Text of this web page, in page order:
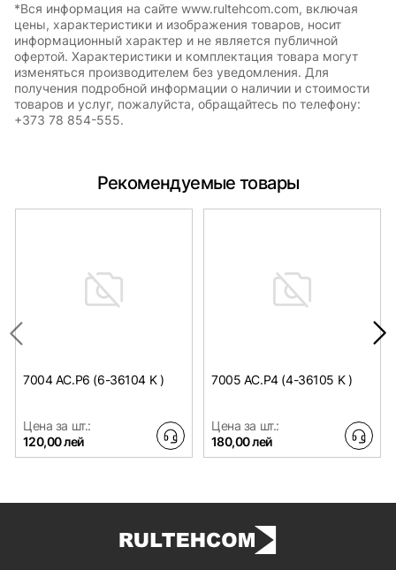
*Вся информация на сайте www.rultehcom.com, включая
цены, характеристики и изображения товаров, носит
информационный характер и не является публичной
офертой. Характеристики и комплектация товара могут
изменяться производителем без уведомления. Для
получения подробной информации о наличии и стоимости
товаров и услуг, пожалуйста, обращайтесь по телефону:
+373 78 854-555.
Рекомендуемые товары
7004 AC.P6 (6-36104 K )
Цена за шт.:
120,00 лей
7005 AC.P4 (4-36105 K )
Цена за шт.:
180,00 лей